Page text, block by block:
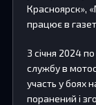
Красноярск»,
працює в
З січня 2024
службу в
участь у боях
поранений і